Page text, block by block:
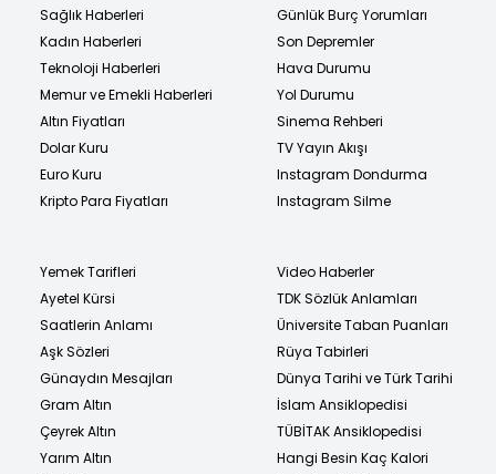
Sağlık Haberleri
Kadın Haberleri
Teknoloji Haberleri
Memur ve Emekli Haberleri
Altın Fiyatları
Dolar Kuru
Euro Kuru
Kripto Para Fiyatları
Günlük Burç Yorumları
Son Depremler
Hava Durumu
Yol Durumu
Sinema Rehberi
TV Yayın Akışı
Instagram Dondurma
Instagram Silme
Yemek Tarifleri
Ayetel Kürsi
Saatlerin Anlamı
Aşk Sözleri
Günaydın Mesajları
Gram Altın
Çeyrek Altın
Yarım Altın
Video Haberler
TDK Sözlük Anlamları
Üniversite Taban Puanları
Rüya Tabirleri
Dünya Tarihi ve Türk Tarihi
İslam Ansiklopedisi
TÜBİTAK Ansiklopedisi
Hangi Besin Kaç Kalori